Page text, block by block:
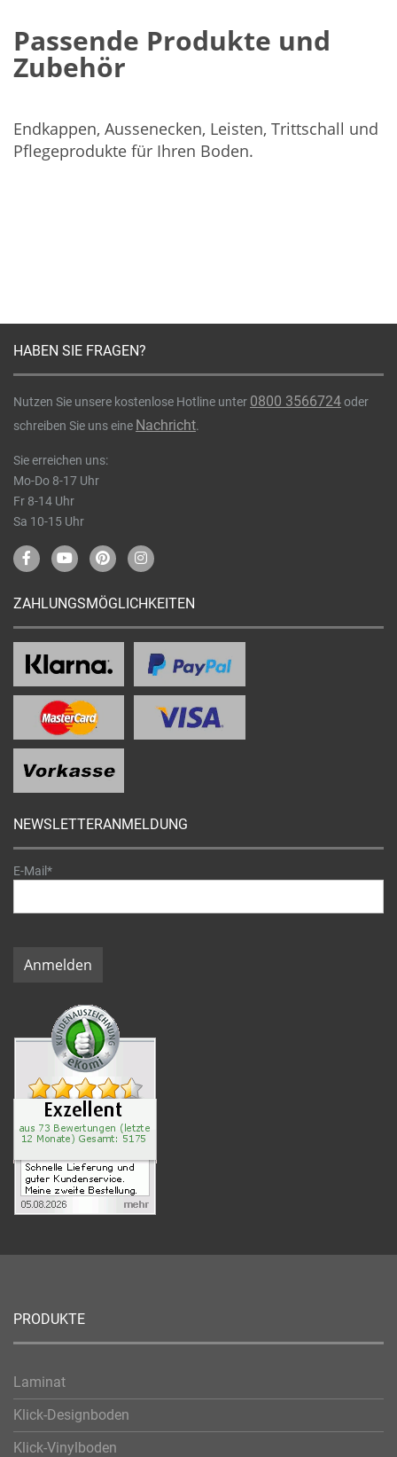
Passende Produkte und
Zubehör
Endkappen, Aussenecken, Leisten, Trittschall und
Pflegeprodukte für Ihren Boden.
HABEN SIE FRAGEN?
Nutzen Sie unsere kostenlose Hotline unter 0800 3566724oder
schreiben Sie uns eine Nachricht.
Sie erreichen uns:
Mo-Do 8-17 Uhr
Fr 8-14 Uhr
Sa 10-15 Uhr
ZAHLUNGSMÖGLICHKEITEN
NEWSLETTERANMELDUNG
E-Mail*
Anmelden
PRODUKTE
Laminat
Klick-Designboden
Klick-Vinylboden